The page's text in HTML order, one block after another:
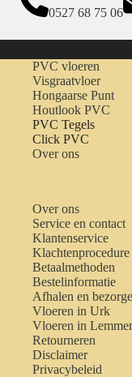
0527 68 75 06
PVC vloeren
Visgraatvloer
Hongaarse Punt
Houtlook PVC
PVC Tegels
Click PVC
Over ons
Over ons
Service en contact
Klantenservice
Klachtenprocedure
Betaalmethoden
Bestelinformatie
Afhalen en
Vloeren in Urk
Vloeren in Lemmer
Retourneren
Disclaimer
Privacybeleid